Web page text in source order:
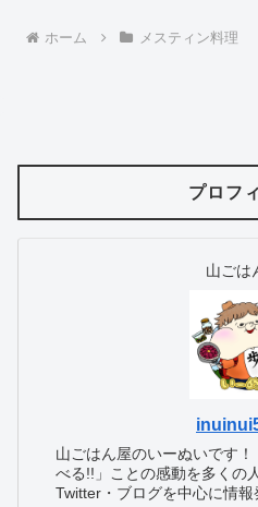
ホーム メスティン料理
プロフ
山ごは
山ごはん屋のいーぬいです
べる!!」ことの感動を多くの
Twitter・ブログを中心に情報